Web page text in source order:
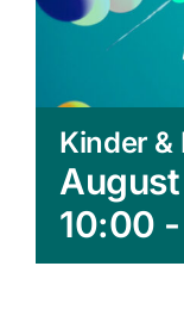
Kinder &
10:00 -